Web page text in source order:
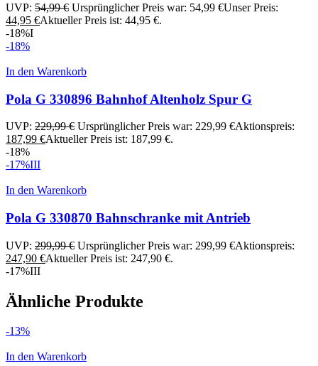
UVP: 54,99€ Ursprünglicher Preis war: 54,99 €Unser Preis:
44,95 €Aktueller Preis ist: 44,95 €.
-18%I
-18%
In den Warenkorb
Pola G 330896 Bahnhof Altenholz Spur G
UVP: 229,99€ Ursprünglicher Preis war: 229,99 €Aktionspreis:
187,99 €Aktueller Preis ist: 187,99 €.
-18%
-17%III
In den Warenkorb
Pola G 330870 Bahnschranke mit Antrieb
UVP: 299,99€ Ursprünglicher Preis war: 299,99 €Aktionspreis:
247,90 €Aktueller Preis ist: 247,90 €.
-17%III
Ähnliche Produkte
-13%
In den Warenkorb